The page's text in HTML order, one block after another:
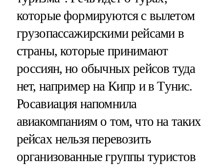
которые формируются с вылетом
грузопассажирскими рейсами в
страны, которые принимают
россиян, но обычных рейсов туда
нет, например на Кипр и в Тунис.
Росавиация напомнила
авиакомпаниям о том, что на таких
рейсах нельзя перевозить
организованные группы туристов